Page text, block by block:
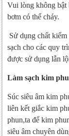
Vui lòng không bật
bơm có thể cháy.
Sử dụng chất
sạch cho các quy
được sử dụng lẫn
Làm sạch kim
Súc siêu âm kim
liên kết giắc kim
phun,ta để kim
siêu âm chuyên